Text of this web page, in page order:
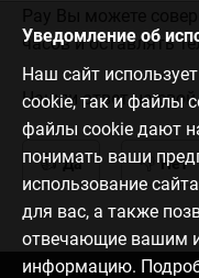
часов и оставлять
Нашли ответ на свой
Да Нет
Уведомление об
Наш сайт
cookie, так и файлы
файлы cookie дают
понимать ваши
использование
для вас, а также
отвечающие вашим
информацию.